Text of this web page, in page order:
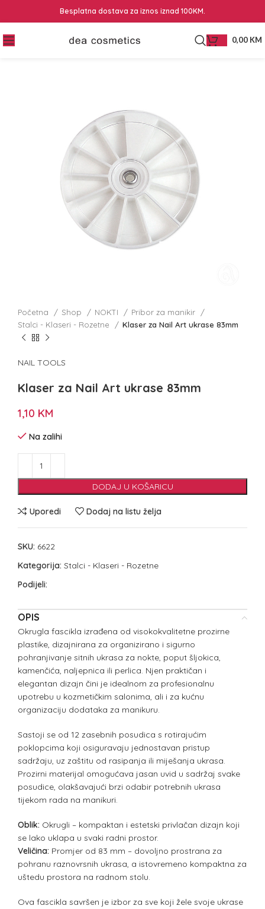
Besplatna dostava za iznos iznad 100KM.
0,00 KM
Početna Shop NOKTI
Pribor za manikir
Stalci - Klaseri - Rozetne
Klaser za Nail Art ukrase 83mm
NAIL TOOLS
Klaser za Nail Art ukrase 83mm
1,10 KM
Na zalihi
DODAJ U KOŠARICU
Uporedi Dodaj na listu želja
SKU: 6622
Kategorija: Stalci - Klaseri - Rozetne
Podijeli:
OPIS
Okrugla fascikla izrađena od visokokvalitetne prozirne
plastike, dizajnirana za organizirano i sigurno
pohranjivanje sitnih ukrasa za nokte, poput šljokica,
kamenčića, naljepnica ili perlica. Njen praktičan i
elegantan dizajn čini je idealnom za profesionalnu
upotrebu u kozmetičkim salonima, ali i za kućnu
organizaciju dodataka za manikuru.
Sastoji se od 12 zasebnih posudica s rotirajućim
poklopcima koji osiguravaju jednostavan pristup
sadržaju, uz zaštitu od rasipanja ili miješanja ukrasa.
Prozirni materijal omogućava jasan uvid u sadržaj svake
posudice, olakšavajući brzi odabir potrebnih ukrasa
tijekom rada na manikuri.
Oblik: Okrugli – kompaktan i estetski privlačan dizajn koji
se lako uklapa u svaki radni prostor.
Veličina: Promjer od 83 mm – dovoljno prostrana za
pohranu raznovrsnih ukrasa, a istovremeno kompaktna za
uštedu prostora na radnom stolu.
Ova fascikla savršen je izbor za sve koji žele svoje ukrase